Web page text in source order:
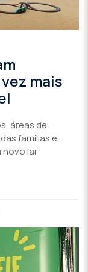
mais
áreas de
famílias e
novo lar